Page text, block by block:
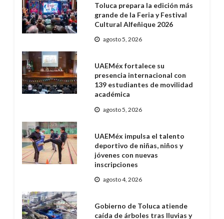
Toluca prepara la edición más
grande de la Feria y Festival
Cultural Alfeñique 2026
agosto 5, 2026
UAEMéx fortalece su
presencia internacional con
139 estudiantes de movilidad
académica
agosto 5, 2026
UAEMéx impulsa el talento
deportivo de niñas, niños y
jóvenes con nuevas
inscripciones
agosto 4, 2026
Gobierno de Toluca atiende
caída de árboles tras lluvias y